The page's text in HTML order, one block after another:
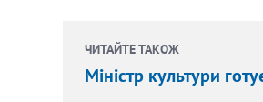
ЧИТАЙТЕ ТАКОЖ
Міністр культури